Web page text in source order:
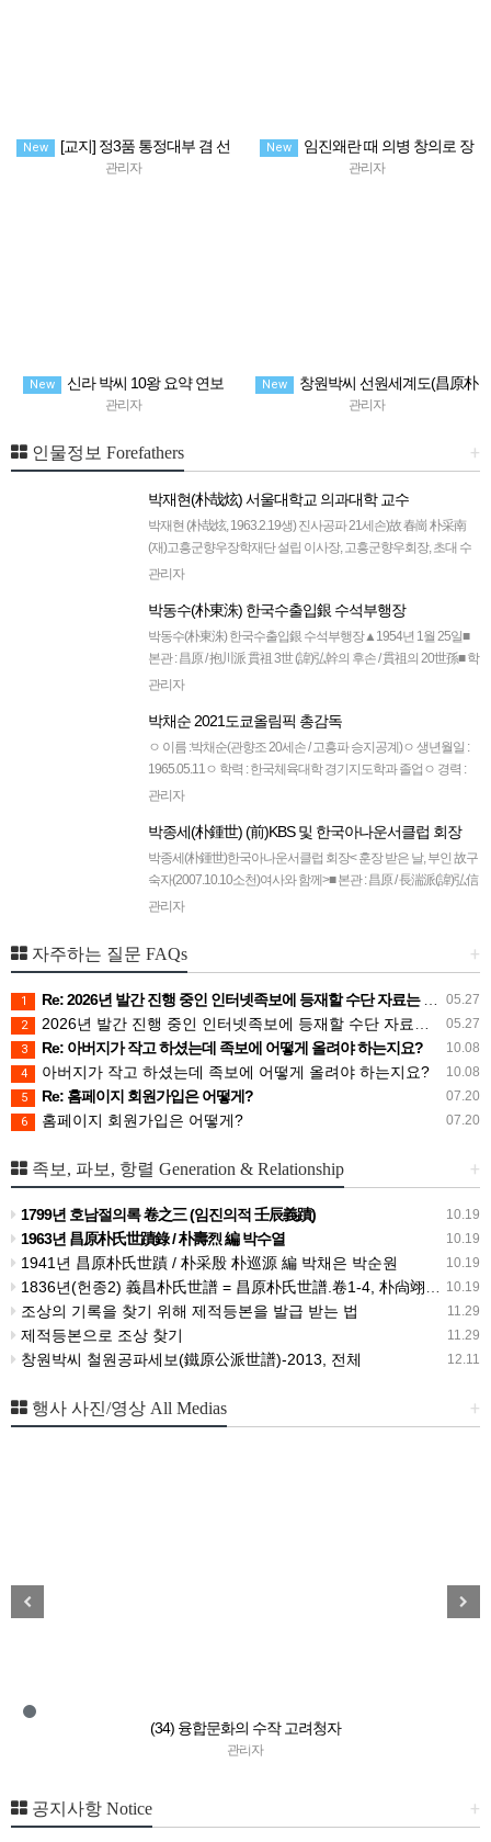
New
[교지] 정3품 통정대부 겸 선
공감역 박찬중 및 숙부인 김씨
관리자
New
임진왜란 때 의병 창의로 장
성(오산)남문창의 비문에 오른 文正
관리자
New 신라 박씨 10왕 요약 연보
관리자
New
창원박씨 선원세계도(昌原朴
氏 世系圖) 관향조 1世 ~10世
관리자
+
인물정보 Forefathers
박재현(朴哉炫) 서울대학교 의과대학 교수
박재현 (朴哉炫, 1963.2.19생) 진사공파 21세손)故 春崗 朴采南
(재)고흥군향우장학재단 설립 이사장, 고흥군향우회장, 초대 수
도권종친회장 역임)의 次男[학 력]1995 ~ 1997 서울대학교 대학
관리자
박동수(朴東洙) 한국수출입銀 수석부행장
박동수(朴東洙) 한국수출입銀 수석부행장▲1954년 1월 25일■
본관 : 昌原 / 抱川派 貫祖 3世 (諱)弘幹의 후손 / 貫祖의 20世孫■ 학
력 ▲ 1973년 보성고교 졸업▲ 1980년 고려대 경영학과 학사▲
관리자
박채순 2021도쿄올림픽 총감독
ㅇ 이름 :박채순(관향조 20세손 / 고흥파 승지공계)ㅇ 생년월일 :
1965.05.11ㅇ 학력 : 한국체육대학 경기지도학과 졸업ㅇ 경력 :
광주체육중학교 감독 2012년 런던올림픽 여자코치 2016년 리우
관리자
박종세(朴鍾世) (前)KBS 및 한국아나운서클럽 회장
박종세(朴鍾世)한국아나운서클럽 회장< 훈장 받은 날, 부인 故구
숙자(2007.10.10소천)여사와 함께>■ 본관 : 昌原 / 長湍派(諱)弘信
의 후손 (貫祖의 19世孫)■원적 : 경기도 장단군 도라산리 11…
관리자
+
자주하는 질문 FAQs
05.27
1 Re: 2026년 발간 진행 중인 인터넷족보에 등재할 수단 자료는 무엇인가요?
05.27
2 2026년 발간 진행 중인 인터넷족보에 등재할 수단 자료는 무엇인가요?
10.08
3 Re: 아버지가 작고 하셨는데 족보에 어떻게 올려야 하는지요?
10.08
4 아버지가 작고 하셨는데 족보에 어떻게 올려야 하는지요?
07.20
5 Re: 홈페이지 회원가입은 어떻게?
07.20
6 홈페이지 회원가입은 어떻게?
+
족보, 파보, 항렬 Generation & Relationship
10.19
1799년 호남절의록 卷之三 (임진의적 壬辰義蹟)
10.19
1963년 昌原朴氏世蹟錄 / 朴壽烈 編 박수열
10.19
1941년 昌原朴氏世蹟 / 朴采殷 朴巡源 編 박채은 박순원
10.19
1836년(헌종2) 義昌朴氏世譜 = 昌原朴氏世譜.卷1-4, 朴尙翊 박상익 等編
11.29
조상의 기록을 찾기 위해 제적등본을 발급 받는 법
11.29
제적등본으로 조상 찾기
12.11
창원박씨 철원공파세보(鐵原公派世譜)-2013, 전체
+
행사 사진/영상 All Medias
(34) 융합문화의 수작 고려청자
관리자
+
공지사항 Notice